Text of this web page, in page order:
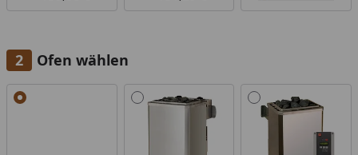
Ofen wählen
Alle anzeigen (4)